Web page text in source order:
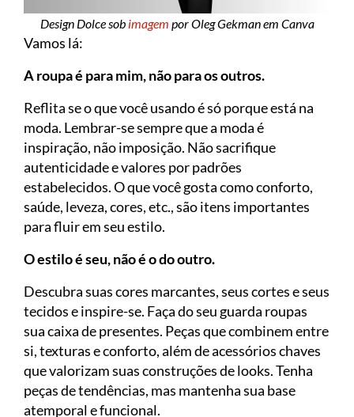
Design Dolce sob imagem por Oleg Gekman em Canva
Vamos lá:
A roupa é para mim, não para os outros.
Reflita se o que você usando é só porque está na
moda. Lembrar-se sempre que a moda é
inspiração, não imposição. Não sacrifique
autenticidade e valores por padrões
estabelecidos. O que você gosta como conforto,
saúde, leveza, cores, etc., são itens importantes
para fluir em seu estilo.
O estilo é seu, não é o do outro.
Descubra suas cores marcantes, seus cortes e seus
tecidos e inspire-se. Faça do seu guarda roupas
sua caixa de presentes. Peças que combinem entre
si, texturas e conforto, além de acessórios chaves
que valorizam suas construções de looks. Tenha
peças de tendências, mas mantenha sua base
atemporal e funcional.